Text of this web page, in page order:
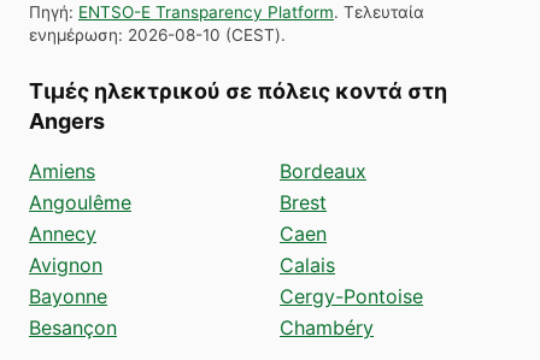
Πηγή: ENTSO-E Transparency Platform. Τελευταία
ενημέρωση: 2026-08-10 (CEST).
Τιμές ηλεκτρικού σε πόλεις κοντά στη
Angers
Amiens
Angoulême
Annecy
Avignon
Bayonne
Besançon
Bordeaux
Brest
Caen
Calais
Cergy-Pontoise
Chambéry